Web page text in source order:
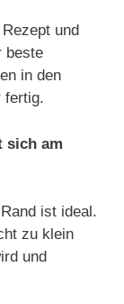
und
beste
in den
fertig.
sich am
ist ideal.
zu klein
und